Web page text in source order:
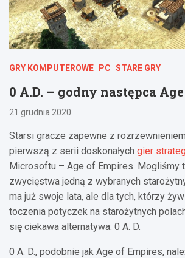
GRY KOMPUTEROWE PC STARE GRY
0 A.D. – godny następca
21 grudnia 2020
Starsi gracze zapewne z
pierwszą z serii doskonałych gier
Microsoftu – Age of Empires. Mogliśmy
zwycięstwa jedną z wybranych
ma już swoje lata, ale dla tych, którzy
toczenia potyczek na starożytnych
się ciekawa alternatywa: 0 A. D.
0 A. D., podobnie jak Age of Empires,